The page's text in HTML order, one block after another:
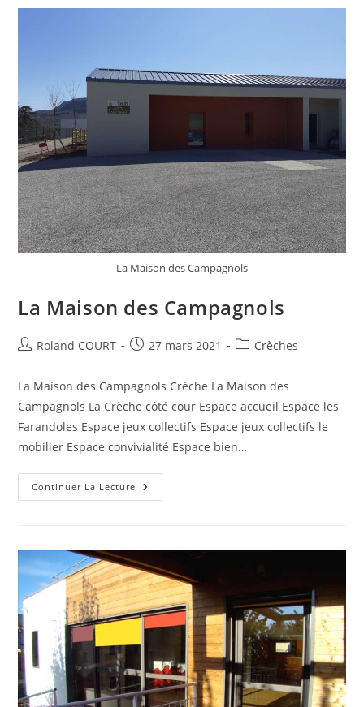
La Maison des Campagnols
La Maison des Campagnols
Auteur/autrice
publication :
Roland COURT
Publication
27 mars 2021
PostCrèches
La Maison des Campagnols Crèche La Maison des
Campagnols La Crèche côté cour Espace accueil Espace les
Farandoles Espace jeux collectifs Espace jeux collectifs le
mobilier Espace convivialité Espace bien…
Continuer La Lecture La
Maison